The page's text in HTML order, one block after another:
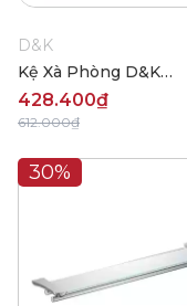
D&K
Kệ Xà Phòng D&K
DK802503
428.400₫
612.000₫
30%